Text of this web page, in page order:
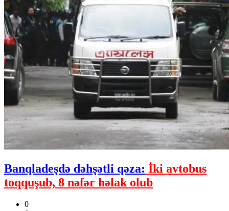
Banqladeşdə dəhşətli qəza: İki avtobus
toqquşub, 8 nəfər həlak olub
0